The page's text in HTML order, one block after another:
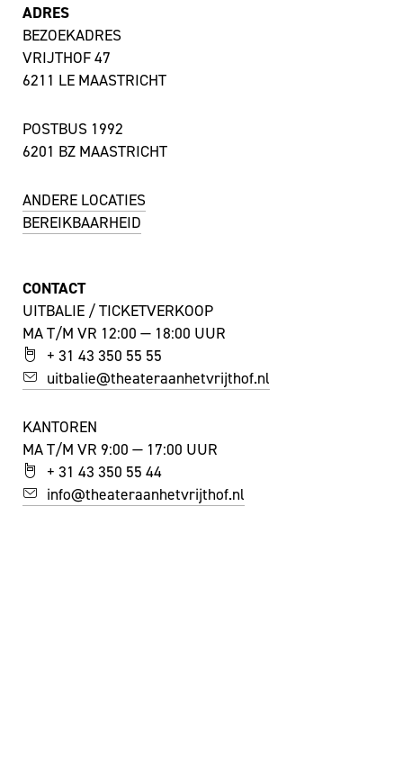
ADRES
BEZOEKADRES
VRIJTHOF 47
6211 LE MAASTRICHT
POSTBUS 1992
6201 BZ MAASTRICHT
ANDERE LOCATIES
BEREIKBAARHEID
CONTACT
UITBALIE / TICKETVERKOOP
MA T/M VR 12:00 — 18:00 UUR
+ 31 43 350 55 55
uitbalie@theateraanhetvrijthof.nl
KANTOREN
MA T/M VR 9:00 — 17:00 UUR
+ 31 43 350 55 44
info@theateraanhetvrijthof.nl